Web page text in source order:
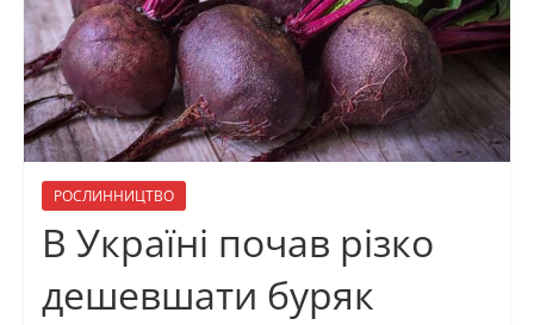
РОСЛИННИЦТВО
В Україні почав різко
дешевшати буряк